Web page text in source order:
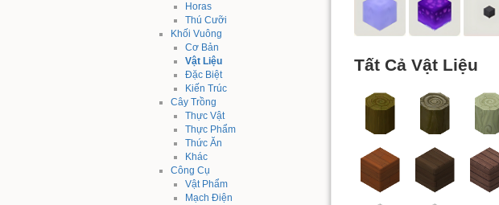
Horas
Thú Cưỡi
Khối Vuông
Cơ Bản
Vật Liệu
Đặc Biệt
Kiến Trúc
Cây Trồng
Thực Vật
Thực Phẩm
Thức Ăn
Khác
Công Cụ
Vật Phẩm
Mạch Điện
Tất Cả Vật Liệu